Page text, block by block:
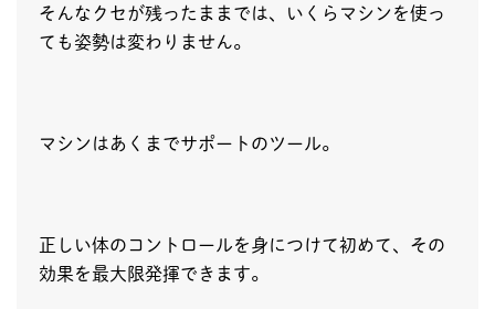
そんなクセが残ったままでは、いくらマシンを使っ
ても姿勢は変わりません。
マシンはあくまでサポートのツール。
正しい体のコントロールを身につけて初めて、その
効果を最大限発揮できます。